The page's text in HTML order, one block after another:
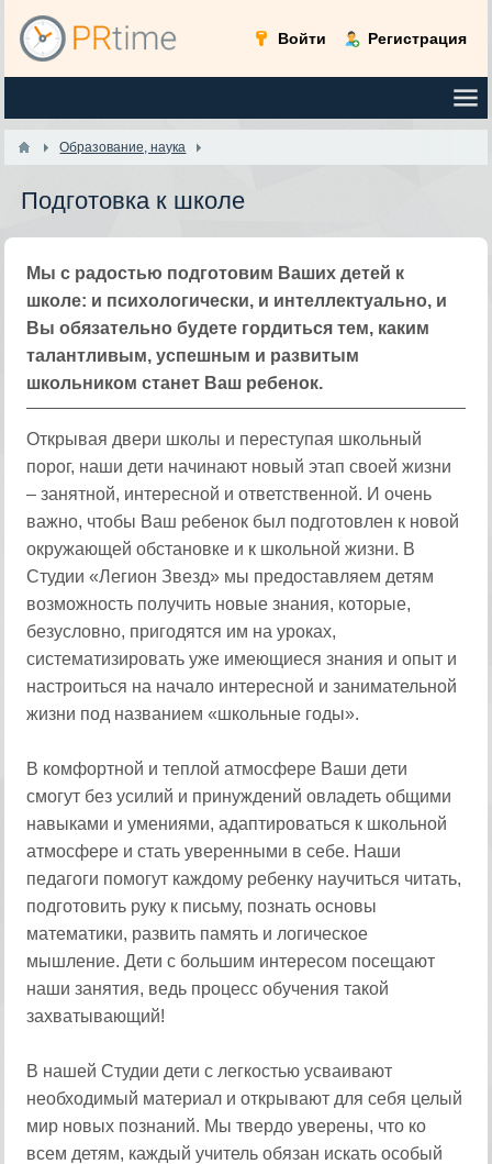
Войти Регистрация
Образование, наука
Подготовка к школе
Мы с радостью подготовим Ваших детей к
школе: и психологически, и интеллектуально, и
Вы обязательно будете гордиться тем, каким
талантливым, успешным и развитым
школьником станет Ваш ребенок.
Открывая двери школы и переступая школьный
порог, наши дети начинают новый этап своей жизни
– занятной, интересной и ответственной. И очень
важно, чтобы Ваш ребенок был подготовлен к новой
окружающей обстановке и к школьной жизни. В
Студии «Легион Звезд» мы предоставляем детям
возможность получить новые знания, которые,
безусловно, пригодятся им на уроках,
систематизировать уже имеющиеся знания и опыт и
настроиться на начало интересной и занимательной
жизни под названием «школьные годы».
В комфортной и теплой атмосфере Ваши дети
смогут без усилий и принуждений овладеть общими
навыками и умениями, адаптироваться к школьной
атмосфере и стать уверенными в себе. Наши
педагоги помогут каждому ребенку научиться читать,
подготовить руку к письму, познать основы
математики, развить память и логическое
мышление. Дети с большим интересом посещают
наши занятия, ведь процесс обучения такой
захватывающий!
В нашей Студии дети с легкостью усваивают
необходимый материал и открывают для себя целый
мир новых познаний. Мы твердо уверены, что ко
всем детям, каждый учитель обязан искать особый